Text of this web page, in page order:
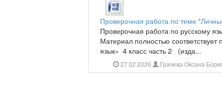
Проверочная работа по теме
Проверочная работа по русскому
Материал полностью
язык» 4 класс часть 2 (изда...
27.02.2026 Грачева Оксана